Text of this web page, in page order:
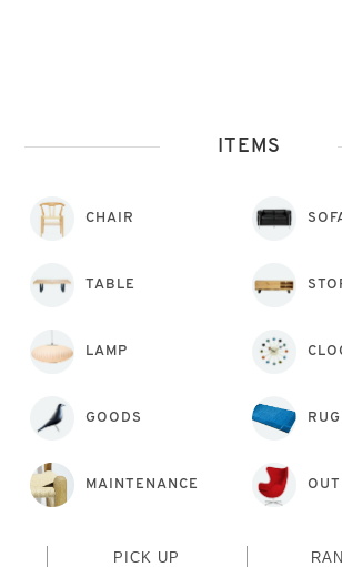
ITEMS
CHAIR
TABLE
LAMP
GOODS RUG
MAINTENANCE
PICK UP